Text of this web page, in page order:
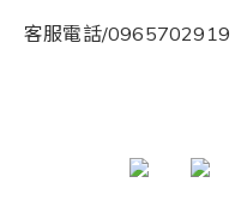
客服電話/0965702919